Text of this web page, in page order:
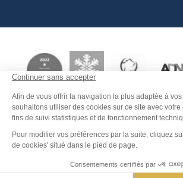
Je peux t'aider ?